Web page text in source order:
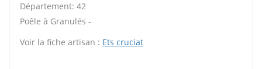
Département: 42
Poêle à Granulés -
Voir la fiche artisan : Ets cruciat